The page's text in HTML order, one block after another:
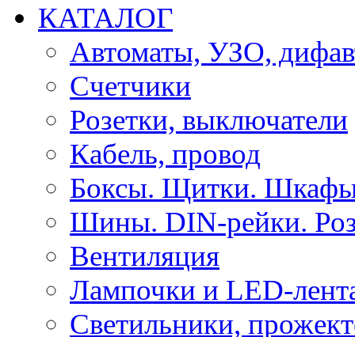
КАТАЛОГ
Автоматы, УЗО,
Счетчики
Розетки, выключатели
Кабель, провод
Боксы. Щитки.
Шины. DIN-рейки.
Вентиляция
Лампочки и LED-
Светильники,